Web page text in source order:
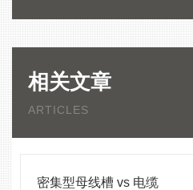
相关文章
ARTICLES
密集型母线槽 vs 电缆